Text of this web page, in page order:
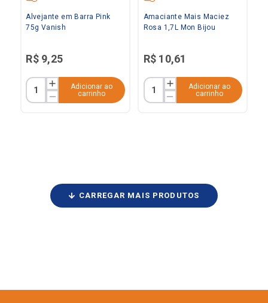
Alvejante em Barra Pink
75g Vanish
R$ 9,25
Adicionar ao
carrinho
Amaciante Mais Maciez
Rosa 1,7L Mon Bijou
R$ 10,61
Adicionar ao
carrinho